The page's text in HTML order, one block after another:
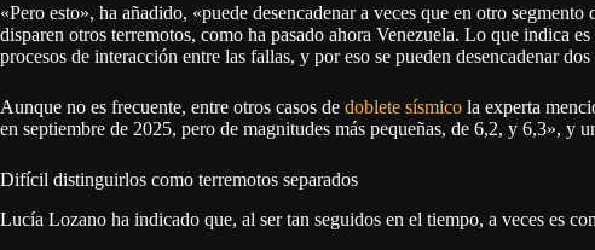
«Pero esto», ha añadido, «puede desencadenar a veces que en otro
disparen otros terremotos, como ha pasado ahora Venezuela. Lo que indica
procesos de interacción entre las fallas, y por eso se pueden desencadenar
Aunque no es frecuente, entre otros casos de doblete sísmico la experta
en septiembre de 2025, pero de magnitudes más pequeñas, de 6,2, y 6,3», y
Difícil distinguirlos como terremotos separados
Lucía Lozano ha indicado que, al ser tan seguidos en el tiempo, a veces es